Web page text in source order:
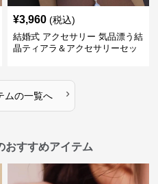
¥3,960 (税込)
結婚式 アクセサリー 気品漂う結
晶ティアラ＆アクセサリーセッ
ムの一覧へ ›
おすすめアイテム